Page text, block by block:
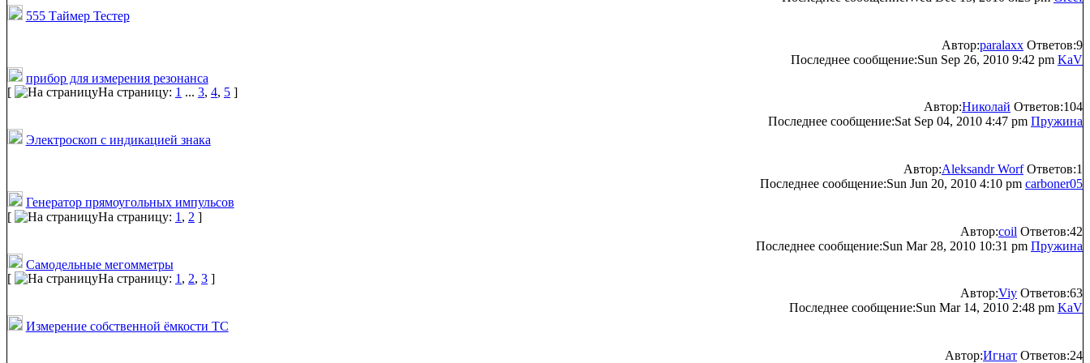
555 Таймер Тестер
Автор:paralaxx Ответов:9
Последнее сообщение:Sun Sep 26, 2010 9:42 pm KaV
прибор для измерения резонанса
[
На страницу: 1 ... 3, 4, 5 ]
Автор:Николай Ответов:104
Последнее сообщение:Sat Sep 04, 2010 4:47 pm Пружина
Электроскоп с индикацией знака
Автор:Aleksandr WorfОтветов:1
Последнее сообщение:Sun Jun 20, 2010 4:10 pm carboner05
Генератор прямоугольных импульсов
[
На страницу: 1 , 2 ]
Автор:coil Ответов:42
Последнее сообщение:Sun Mar 28, 2010 10:31 pm Пружина
Самодельные мегомметры
[
На страницу: 1 , 2, 3 ]
Автор:Viy Ответов:63
Последнее сообщение:Sun Mar 14, 2010 2:48 pm KaV
Измерение собственной ёмкости ТС
Автор:Игнат Ответов:24